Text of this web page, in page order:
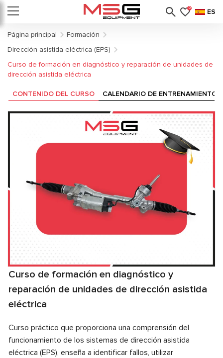
0 ES
Página principal
Formación
Dirección asistida eléctrica (EPS)
Curso de formación en diagnóstico y reparación de unidades de
dirección asistida eléctrica
Curso de formación en diagnóstico y
reparación de unidades de dirección asistida
eléctrica
Curso práctico que proporciona una comprensión del
funcionamiento de los sistemas de dirección asistida
eléctrica (EPS), enseña a identificar fallos, utilizar
CONTENIDO DEL CURSO CALENDARIO DE ENTRENAMIENTO